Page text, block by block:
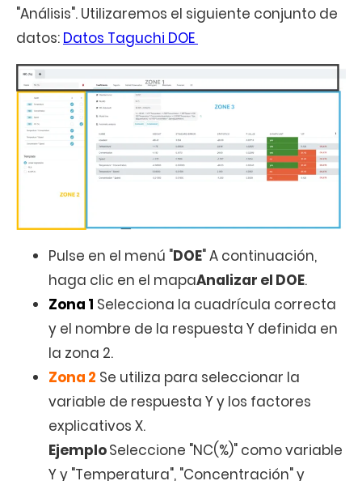
"Análisis". Utilizaremos el siguiente conjunto de
datos: Datos Taguchi DOE
Pulse en el menú "DOE" A continuación,
haga clic en el mapaAnalizar el DOE.
Zona 1 Selecciona la cuadrícula correcta
y el nombre de la respuesta Y definida en
la zona 2.
Zona 2 Se utiliza para seleccionar la
variable de respuesta Y y los factores
explicativos X.
EjemploSeleccione "NC(%)" como variable
Y y "Temperatura", "Concentración" y